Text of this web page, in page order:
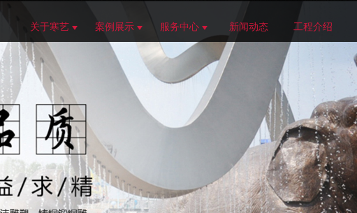
关于寒艺 案例展示 服务中心 新闻动态 工程介绍